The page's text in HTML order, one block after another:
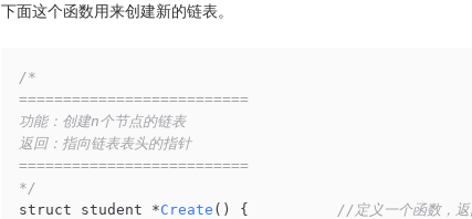
下面这个函数用来创建新的链表。
/*
==========================
功能：创建n个节点的链表
返回：指向链表表头的指针
==========================
*/
struct student *Create () {
//定义一个函数，